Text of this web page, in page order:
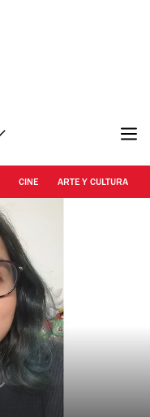
CINE ARTE Y CULTURA